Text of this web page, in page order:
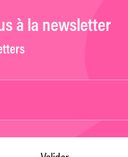
à la newsletter